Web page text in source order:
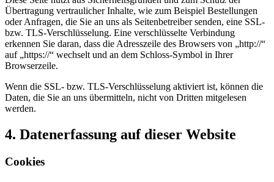
Übertragung vertraulicher Inhalte, wie zum Beispiel Bestellungen
oder Anfragen, die Sie an uns als Seitenbetreiber senden, eine SSL-
bzw. TLS-Verschlüsselung. Eine verschlüsselte Verbindung
erkennen Sie daran, dass die Adresszeile des Browsers von „http://“
auf „https://“ wechselt und an dem Schloss-Symbol in Ihrer
Browserzeile.
Wenn die SSL- bzw. TLS-Verschlüsselung aktiviert ist, können die
Daten, die Sie an uns übermitteln, nicht von Dritten mitgelesen
werden.
4. Datenerfassung auf dieser Website
Cookies